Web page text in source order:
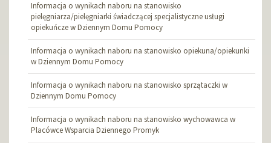
Informacja o wynikach naboru na stanowisko
pielęgniarza/pielęgniarki świadczącej specjalistyczne usługi
opiekuńcze w Dziennym Domu Pomocy
Informacja o wynikach naboru na stanowisko opiekuna/opiekunki
w Dziennym Domu Pomocy
Informacja o wynikach naboru na stanowisko sprzątaczki w
Dziennym Domu Pomocy
Informacja o wynikach naboru na stanowisko wychowawca w
Placówce Wsparcia Dziennego Promyk